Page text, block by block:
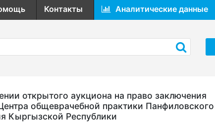
Контакты Аналитические данные
открытого аукциона на право заключения
общеврачебной практики Панфиловского
Кыргызской Республики